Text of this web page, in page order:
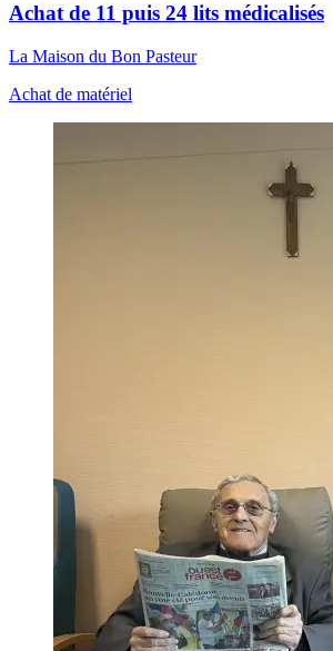
Achat de 11 puis 24 lits médicalisés
La Maison du Bon Pasteur
Achat de matériel